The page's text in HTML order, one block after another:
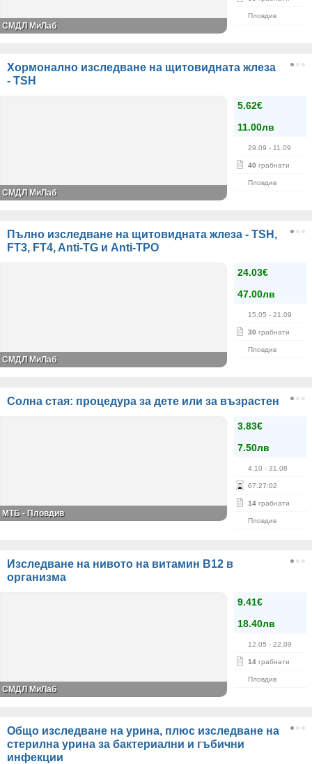
Пловдив
СМДЛ МиЛаб
Хормонално изследване на щитовидната жлеза
- TSH
5.62€
11.00лв
29.09 - 11.09
40 грабнати
Пловдив
СМДЛ МиЛаб
Пълно изследване на щитовидната жлеза - TSH,
FT3, FT4, Anti-TG и Anti-TPO
24.03€
47.00лв
15.05 - 21.09
30 грабнати
Пловдив
СМДЛ МиЛаб
Солна стая: процедура за дете или за възрастен
3.83€
7.50лв
4.10 - 31.08
67:27:02
14 грабнати
Пловдив
МТБ - Пловдив
Изследване на нивото на витамин В12 в
организма
9.41€
18.40лв
12.05 - 22.09
14 грабнати
Пловдив
СМДЛ МиЛаб
Общо изследване на урина, плюс изследване на
стерилна урина за бактериални и гъбични
инфекции